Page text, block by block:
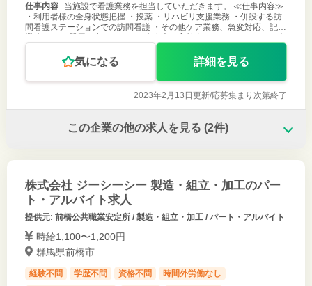
仕事内容
当施設で看護業務を担当していただきます。 ≪仕事内容≫
・利用者様の全身状態把握 ・投薬 ・リハビリ支援業務 ・併設する訪
問看護ステーションでの訪問看護 ・その他ケア業務、急変対応、記録
業務など ＊器用な方でなくても大丈夫。高齢者のペースでじっくり向
き合える方
気になる 詳細を見る
2023年2月13日更新/応募集まり次第終了
この企業の他の求人を見る (2件)
株式会社 ジーシーシー 製造・組立・加工のパー
ト・アルバイト求人
提供元: 前橋公共職業安定所 / 製造・組立・加工 / パート・アルバイト
時給1,100〜1,200円
群馬県前橋市
経験不問 学歴不問 資格不問
時間外労働なし